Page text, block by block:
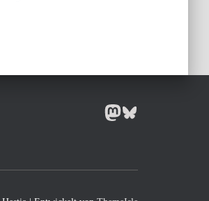
MASTODON